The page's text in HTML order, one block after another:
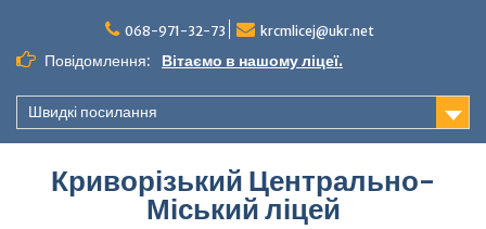
068-971-32-73 krcmlicej@ukr.net
Повідомлення: Вітаємо в нашому ліцеї.
Швидкі посилання
Криворізький Центрально-
Міський ліцей